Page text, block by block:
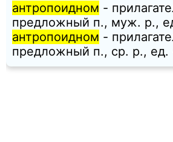
антропоидном -
предложный п., муж. p.,
антропоидном -
предложный п., ср. p., ед.